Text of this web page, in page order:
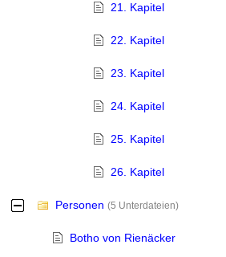
21. Kapitel
22. Kapitel
23. Kapitel
24. Kapitel
25. Kapitel
26. Kapitel
- Personen (5 Unterdateien)
Botho von Rienäcker